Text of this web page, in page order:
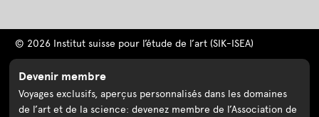
© 2026 Institut suisse pour l’étude de l’art (SIK-ISEA)
Devenir membre
Voyages exclusifs, aperçus personnalisés dans les domaines
de l’art et de la science: devenez membre de l’Association de